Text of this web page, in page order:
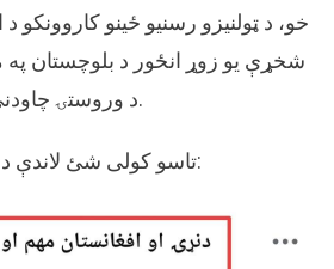
خو، د ټولنیزو رسنیو ځینو کاروونکو
شخړې یو زوړ انځور د بلوچستان
د وروستۍ چاودنې په تړاو شریک کړی.
تاسو کولی شئ لاندې د فیسبوک ادعا وګورئ: